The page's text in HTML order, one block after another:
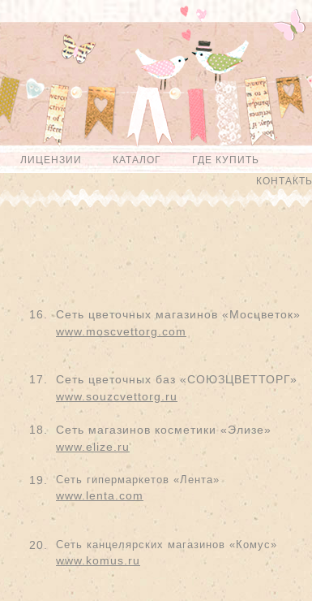
ЛИЦЕНЗИИ КАТАЛОГ
ГДЕ КУПИТЬ
КОНТАКТЫ
16.
Сеть цветочных магазинов «Мосцветок»
www.moscvettorg.com
17.
Сеть цветочных баз «СОЮЗЦВЕТТОРГ»
www.souzcvettorg.ru
18.
Сеть магазинов косметики «Элизе»
www.elize.ru
19. Сеть гипермаркетов «Лента»
www.lenta.com
20. Сеть канцелярских магазинов «Комус»
www.komus.ru